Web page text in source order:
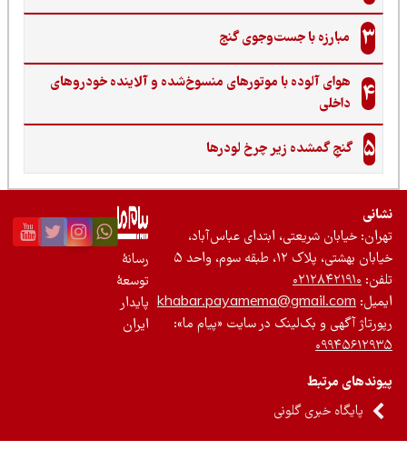
مبارزه با جست‌وجوی گنج‌
هوای آلوده با موتورهای منسوخ‌شده و آلاینده خودروهای
داخلی
گنجِ گمشده زیر چرخ لودرها
خیابان شریعتی، ابتدای عباس‌آباد،
بهشتی، پلاک ۱۲، طبقه سوم، واحد ۵
۰۲۱۲۸۴۲۱۹۱۰
khabar.payamema@gmail.com
آگهی و بک‌لینک در سایت «پیام ما»:
مرتبط
پایگاه خبری گلونی
رسانۀ
توسعۀ
پایدار
ایران